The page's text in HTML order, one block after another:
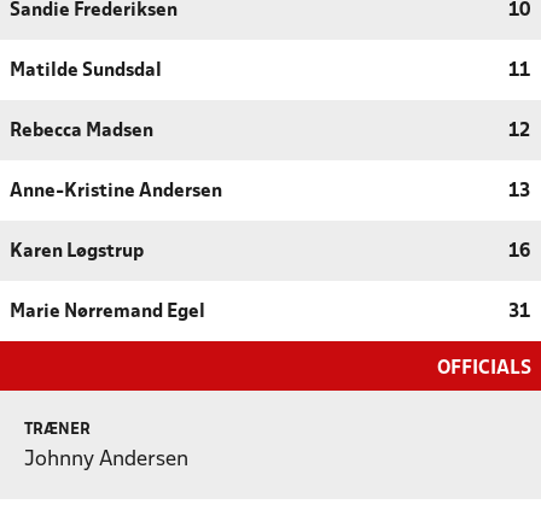
Sandie Frederiksen 10
Matilde Sundsdal 11
Rebecca Madsen 12
Anne-Kristine Andersen 13
Karen Løgstrup 16
Marie Nørremand Egel 31
OFFICIALS
TRÆNER
Johnny Andersen